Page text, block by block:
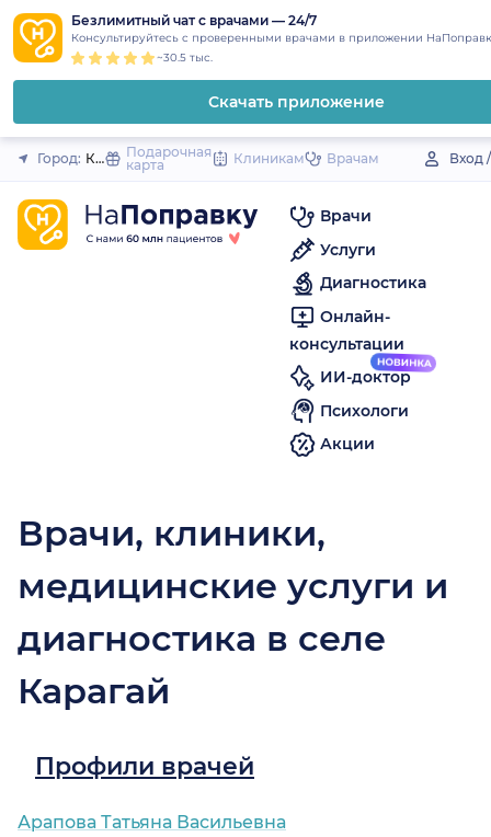
to
content
Безлимитный чат с врачами — 24/7
Консультируйтесь с проверенными врачами в приложении
~30.5 тыс.
Скачать приложение
Закрыть
Город: Карагай (село)
Подарочная
карта
Клиникам Врачам Вход
Врачи
Услуги
Диагностика
Онлайн-
консультации
ИИ-доктор
Психологи
Акции
Врачи, клиники,
медицинские услуги и
диагностика в селе
Карагай
Профили врачей
Арапова Татьяна Васильевна